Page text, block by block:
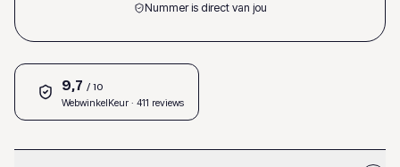
Nummer is direct van jou
9,7 / 10
WebwinkelKeur · 411 reviews